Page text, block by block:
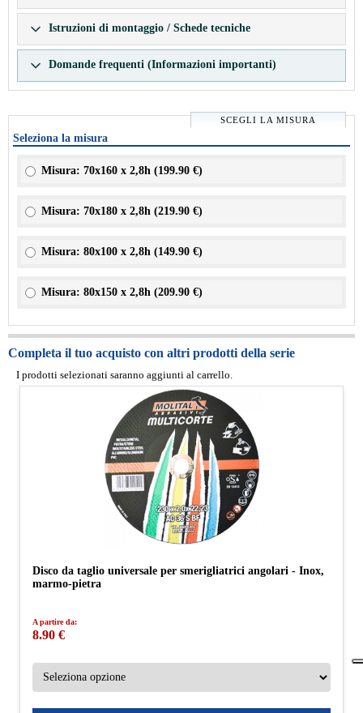
Istruzioni di montaggio / Schede tecniche
Domande frequenti (Informazioni importanti)
SCEGLI LA MISURA
Seleziona la misura
Misura: 70x160 x 2,8h (199.90 €)
Misura: 70x180 x 2,8h (219.90 €)
Misura: 80x100 x 2,8h (149.90 €)
Misura: 80x150 x 2,8h (209.90 €)
Completa il tuo acquisto con altri prodotti della serie
I prodotti selezionati saranno aggiunti al carrello.
Disco da taglio universale per smerigliatrici angolari - Inox,
marmo-pietra
A partire da:
8.90 €